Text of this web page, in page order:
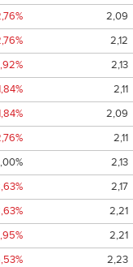
2,09
2,12
2,13
2,11
2,09
2,11
2,13
2,17
2,21
2,21
2,23